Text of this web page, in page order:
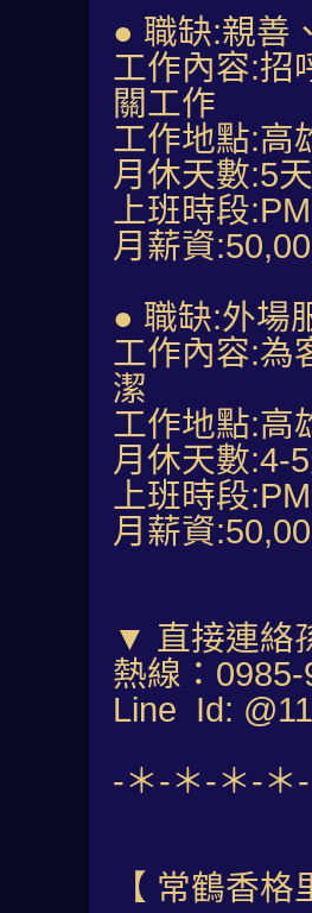
● 職缺:親善
工作內容:招
關工作
工作地點:高
月休天數:5
上班時段
月薪資
● 職缺:外場
工作內容:為
潔
工作地點:高
月休天數:4-
上班時段
月薪資
▼ 直接連絡
熱線：
Line Id:
-＊-＊-＊-＊
【 常鶴香